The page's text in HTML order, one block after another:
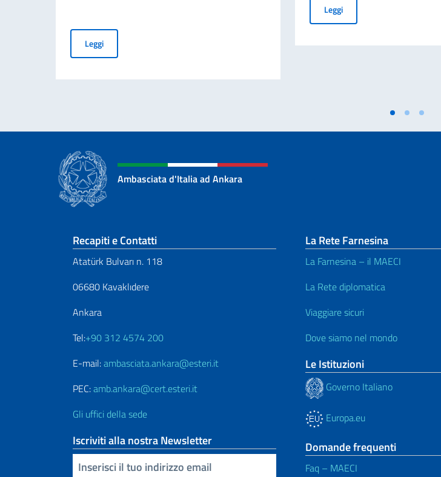
LeggiBORSE DI STUDIO OFFERTE DAL GOVERNO ITALIANO IN FAVORE DEGLI STUDENTI
LeggiSOUND OF EUROPE #5:
Ambasciata d'Italia ad Ankara
Sezione footer
Recapiti e Contatti
Atatürk Bulvarı n. 118
06680 Kavaklıdere
Ankara
Tel:+90 312 4574 200
E-mail:ambasciata.ankara@esteri.it
PEC:amb.ankara@cert.esteri.it
Gli uffici della sede
Iscriviti alla nostra Newsletter
Inserisci la tua email
La Rete Farnesina
La Farnesina – il MAECI
La Rete diplomatica
Viaggiare sicuri
Dove siamo nel mondo
Le Istituzioni
Governo Italiano
Europa.eu
Domande frequenti
Faq – MAECI